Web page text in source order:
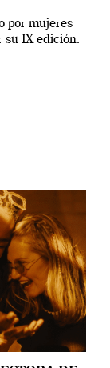
por mujeres
su IX edición.